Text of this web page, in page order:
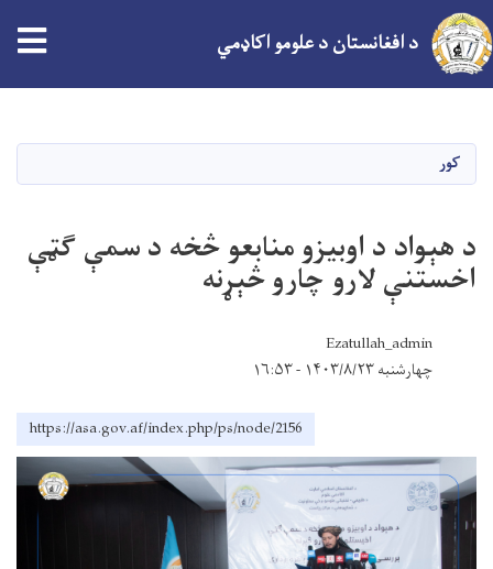
د افغانستان د علومو اکاډمي
کور
د هېواد د اوبیزو منابعو څخه د سمې ګټې
اخستنې لارو چارو څېړنه
Ezatullah_admin
چهارشنبه ۱۴۰۳/۸/۲۳ - ۱۶:۵۳
https://asa.gov.af/index.php/ps/node/2156